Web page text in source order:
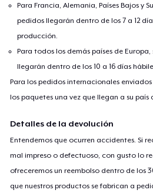
Para Francia, Alemania, Países Bajos y
pedidos llegarán dentro de los 7 a 12
producción.
Para todos los demás países de
llegarán dentro de los 10 a 16 días
Para los pedidos internacionales
los paquetes una vez que llegan a su país
Detalles de la devolución
Entendemos que ocurren accidentes. Si
mal impreso o defectuoso, con gusto lo
ofreceremos un reembolso dentro de los
que nuestros productos se fabrican a